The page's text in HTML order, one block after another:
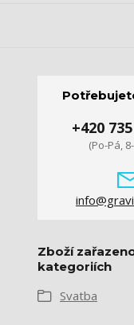
+420
(Po-Pá,
Zboží
kategoriích
Svatba